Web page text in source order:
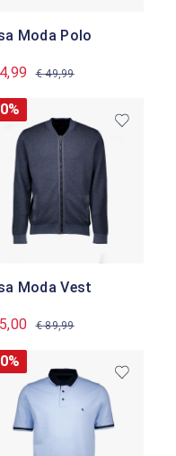
Moda Polo
€ 49,99
Moda Vest
€ 89,99